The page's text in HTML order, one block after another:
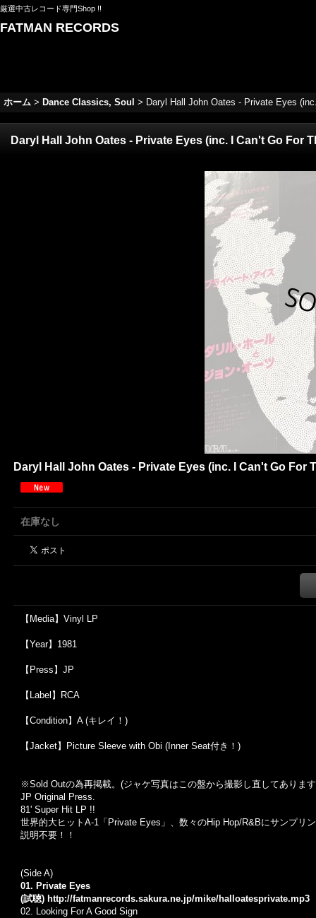
厳選中古レコード専門Shop !!
FATMAN RECORDS
ホーム > Dance Classics, Soul > Daryl Hall John Oates - Private Eyes
Daryl Hall John Oates - Private Eyes (inc. I Can't Go For
Daryl Hall John Oates - Private Eyes (inc. I Can't Go For
在庫なし
【Media】Vinyl LP
【Year】1981
【Press】JP
【Label】RCA
【Condition】A (キレイ！)
【Jacket】Picture Sleeve with Obi (Inner Seat付き！)
※Sold Outの為再掲載。 (ジャケ写真はこの盤から撮影し直してありま
JP Original Press.
81' Super Hit LP !!
世界的大ヒットA-1「Private Eyes」、数々のHip Hop/R&Bにサンプリ
説明不要！！
(Side A)
01. Private Eyes
(試聴) http://fatmanrecords.sakura.ne.jp/mike/halloatesprivate.mp3
02. Looking For A Good Sign